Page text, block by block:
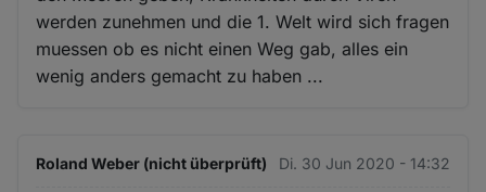
werden zunehmen und die 1. Welt wird sich fragen
muessen ob es nicht einen Weg gab, alles ein
wenig anders gemacht zu haben ...
Roland Weber (nicht überprüft) Di. 30 Jun 2020 - 14:32